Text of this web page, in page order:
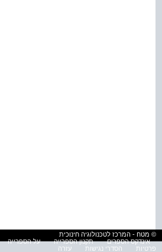
© מטח - המרכז לטכנולוגיה חינוכית
אינדקס הספרים
תקנון הספרייה על הספרייה
פרטיות
הסדרי נגישות עזרה